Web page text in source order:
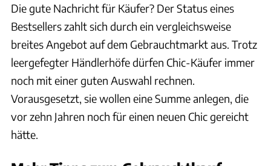
Die gute Nachricht für Käufer? Der Status eines
Bestsellers zahlt sich durch ein vergleichsweise
breites Angebot auf dem Gebrauchtmarkt aus. Trotz
leergefegter Händlerhöfe dürfen Chic-Käufer immer
noch mit einer guten Auswahl rechnen.
Vorausgesetzt, sie wollen eine Summe anlegen, die
vor zehn Jahren noch für einen neuen Chic gereicht
hätte.